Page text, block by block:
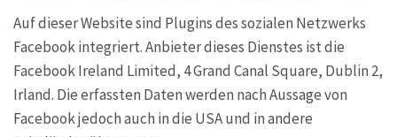
Auf dieser Website sind Plugins des sozialen Netzwerks
Facebook integriert. Anbieter dieses Dienstes ist die
Facebook Ireland Limited, 4 Grand Canal Square, Dublin 2,
Irland. Die erfassten Daten werden nach Aussage von
Facebook jedoch auch in die USA und in andere